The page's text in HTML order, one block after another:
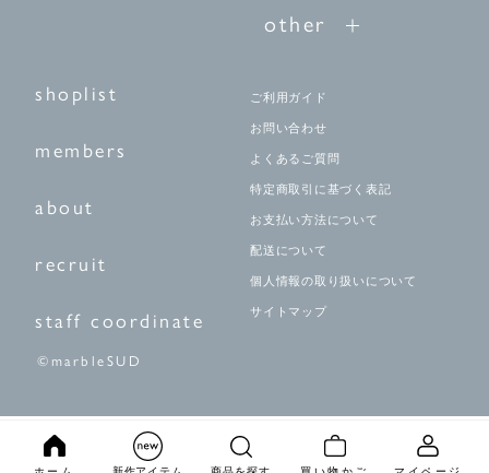
other
shoplist
members
about
recruit
staff coordinate
ご利用ガイド
お問い合わせ
よくあるご質問
特定商取引に基づく表記
お支払い方法について
配送について
個人情報の取り扱いについて
サイトマップ
©marbleSUD